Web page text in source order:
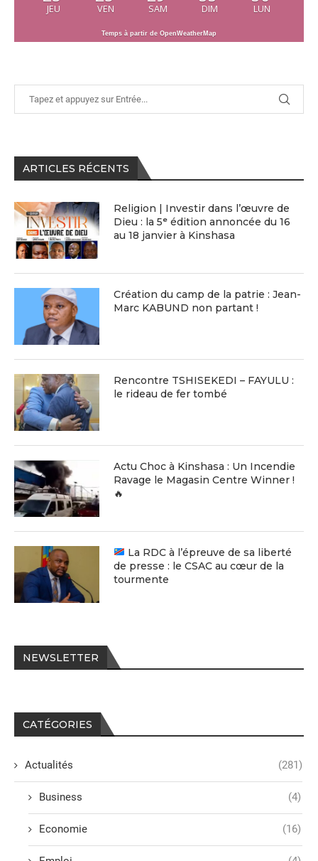
JEU VEN SAM DIM LUN
Temps à partir de OpenWeatherMap
ARTICLES RÉCENTS
Religion | Investir dans l’œuvre de
Dieu : la 5ᵉ édition annoncée du 16
au 18 janvier à Kinshasa
Création du camp de la patrie : Jean-
Marc KABUND non partant !
Rencontre TSHISEKEDI – FAYULU :
le rideau de fer tombé
Actu Choc à Kinshasa : Un Incendie
Ravage le Magasin Centre Winner !
🔥
La RDC à l’épreuve de sa liberté
de presse : le CSAC au cœur de la
tourmente
NEWSLETTER
CATÉGORIES
Actualités (281)
Business (4)
Economie (16)